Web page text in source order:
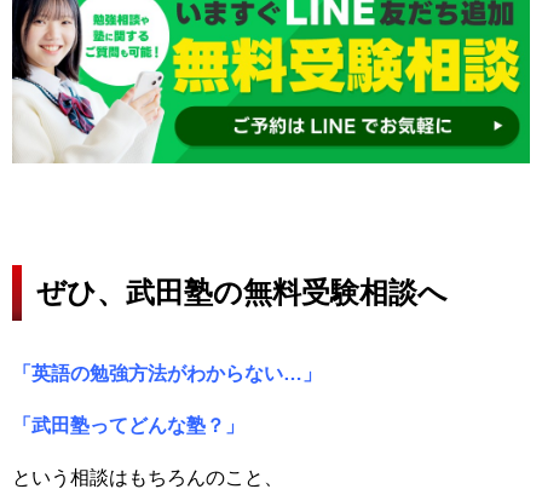
ぜひ、武田塾の無料受験相談へ
「英語の勉強方法がわからない…」
「武田塾ってどんな塾？」
という相談はもちろんのこと、